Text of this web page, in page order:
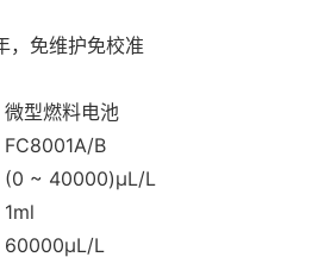
，免维护免校准
微型燃料电池
FC8001A/B
(0 ~ 40000)μL/L
1ml
60000μL/L